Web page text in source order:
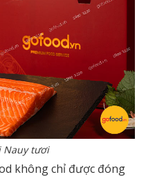
Nauy tươi
không chỉ được đóng